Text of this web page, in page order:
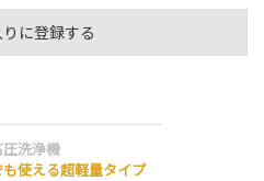
に登録する
洗浄機
使える超軽量タイプ